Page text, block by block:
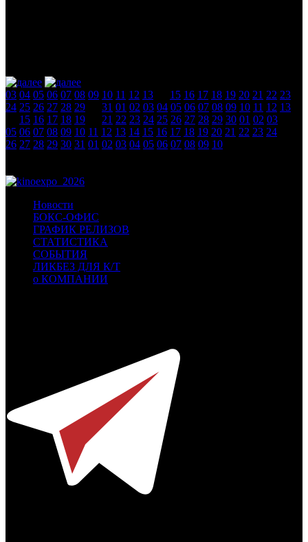
03 04 05 06 07 08 09 10 11 12 13 15 16 17 18 19 20 21 22 23
24 25 26 27 28 29 31 01 02 03 04 05 06 07 08 09 10 11 12 13
15 16 17 18 19 21 22 23 24 25 26 27 28 29 30 01 02 03
05 06 07 08 09 10 11 12 13 14 15 16 17 18 19 20 21 22 23 24
26 27 28 29 30 31 01 02 03 04 05 06 07 08 09 10
Новости
БОКС-ОФИС
ГРАФИК РЕЛИЗОВ
СТАТИСТИКА
СОБЫТИЯ
ЛИКБЕЗ ДЛЯ К/Т
о КОМПАНИИ